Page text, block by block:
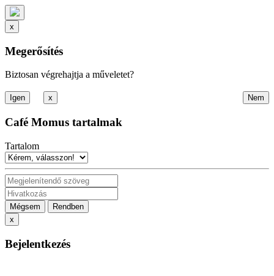
x
Megerősítés
Biztosan végrehajtja a műveletet?
x
Café Momus tartalmak
Tartalom
Mégsem
Rendben
x
Bejelentkezés